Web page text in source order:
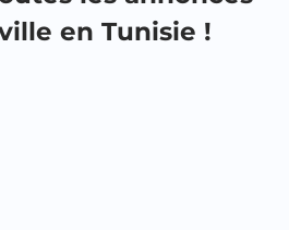
en Tunisie !